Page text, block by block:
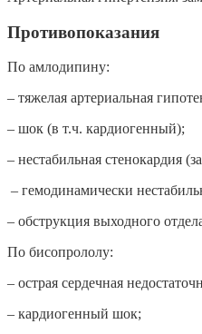
Противопоказания
По амлодипину:
– тяжелая артериальная
– шок (в т.ч. кардиогенный);
– нестабильная стенокардия
– гемодинамически
– обструкция выходного
По бисопрололу:
– острая сердечная
– кардиогенный шок;